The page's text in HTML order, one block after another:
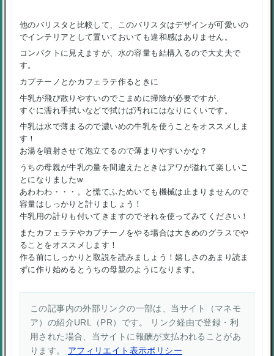
他のバリスタと比較して、このバリスタはデザインが可愛いの
でインテリアとして置いておいても違和感はありません。
コンパクトに見えますが、水の容量も結構入るので大丈夫で
す。
カプチーノとかカフェラテ作るときに
牛乳が飛び散りやすいのでこまめに掃除が必要ですが、
すぐに濡れ手拭いなどで拭けば汚れにはなりにくいです。
牛乳は水で薄まるので濃いめの牛乳を使うことをオススメしま
す！
お湯を噴射させて泡立てるので薄まりやすいかな？
うちの母親が牛乳の量を間違えたときはアワが溢れて楽しいこ
とになりましたw
あわわわ・・・。と慌てふためいても機械は止まりませんので
容量はしっかりと計りましょう！
牛乳用の計りも付いてきますのでそれを使ってみてください！
またカフェラテやカプチーノをやる場合は大きめのグラスでや
ることをオススメします！
作る前にしっかりと取説を読みましょう！嬉しさのあまり読ま
ずに作り始めるとうちの母親のようになります。
この記事内の外部リンクの一部は、当サイト（マネモ
ア）の紹介URL（PR）です。 リンク経由で登録・利
用された場合、当サイトに報酬が支払われることがあ
ります。 アフィリエイト表示ポリシー